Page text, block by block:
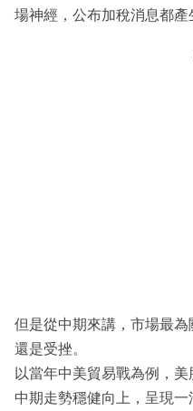
場神經，公布加稅消息都產
但是從中期來講，市場最
還是受挫。
以當年中美貿易戰為例，
中期走勢穩健向上，呈現